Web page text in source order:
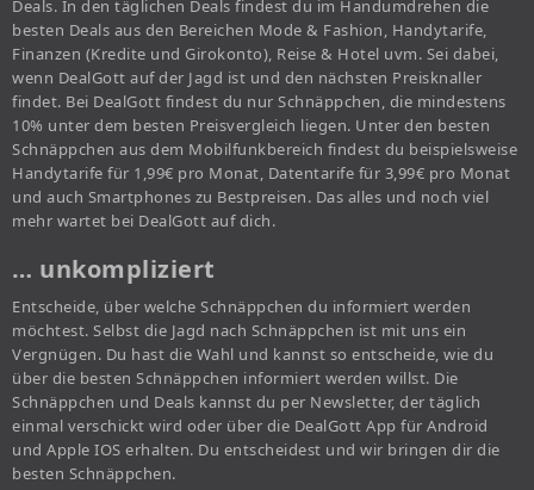
Deals. In den täglichen Deals findest du im Handumdrehen die
besten Deals aus den Bereichen Mode & Fashion, Handytarife,
Finanzen (Kredite und Girokonto), Reise & Hotel uvm. Sei dabei,
wenn DealGott auf der Jagd ist und den nächsten Preisknaller
findet. Bei DealGott findest du nur Schnäppchen, die mindestens
10% unter dem besten Preisvergleich liegen. Unter den besten
Schnäppchen aus dem Mobilfunkbereich findest du beispielsweise
Handytarife für 1,99€ pro Monat, Datentarife für 3,99€ pro Monat
und auch Smartphones zu Bestpreisen. Das alles und noch viel
mehr wartet bei DealGott auf dich.
… unkompliziert
Entscheide, über welche Schnäppchen du informiert werden
möchtest. Selbst die Jagd nach Schnäppchen ist mit uns ein
Vergnügen. Du hast die Wahl und kannst so entscheide, wie du
über die besten Schnäppchen informiert werden willst. Die
Schnäppchen und Deals kannst du per Newsletter, der täglich
einmal verschickt wird oder über die DealGott App für Android
und Apple IOS erhalten. Du entscheidest und wir bringen dir die
besten Schnäppchen.